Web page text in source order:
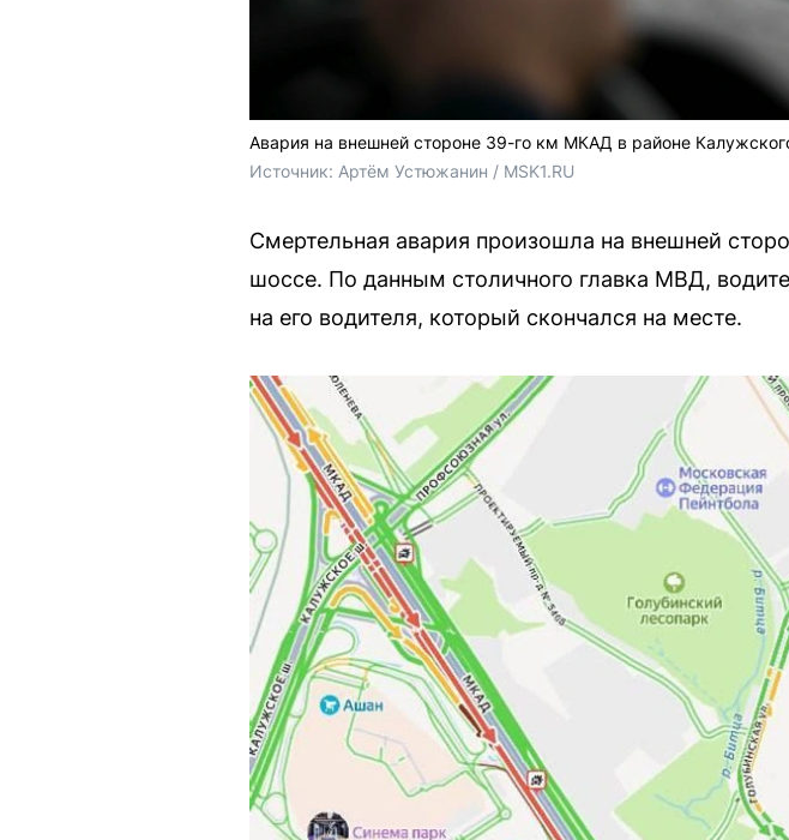
Авария на внешней стороне 39-го км МКАД в районе
Источник: Артём Устюжанин / MSK1.RU
Смертельная авария произошла на внешней
шоссе. По данным столичного главка МВД,
на его водителя, который скончался на месте.